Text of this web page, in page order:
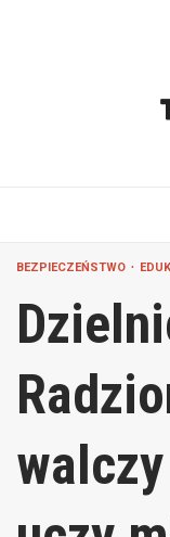
BEZPIECZEŃSTWO